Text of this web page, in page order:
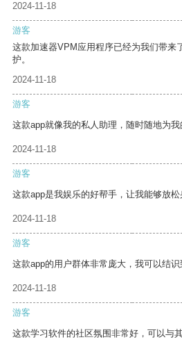
2024-11-18
游客
这款加速器VPM应用程序已经为我们带来
护。
2024-11-18
游客
这款app就像我的私人助理，随时随地为我
2024-11-18
游客
这款app是我娱乐的好帮手，让我能够放松
2024-11-18
游客
这款app的用户群体非常庞大，我可以结识
2024-11-18
游客
这款学习软件的社区氛围非常好，可以与